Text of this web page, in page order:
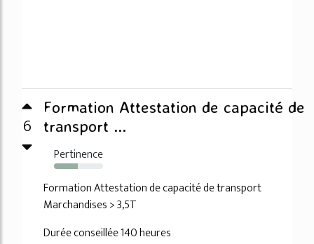
6
Formation Attestation de capacité de
transport ...
Pertinence
48%
Formation Attestation de capacité de transport
Marchandises > 3,5T
Durée conseillée 140 heures